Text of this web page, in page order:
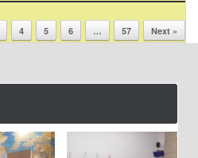
4 5 6 … 57 Next »